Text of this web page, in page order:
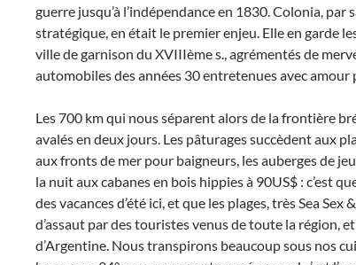
guerre jusqu’à l’indépendance en 1830. Colonia, par
stratégique, en était le premier enjeu. Elle en garde
ville de garnison du XVIIIème s., agrémentés de
automobiles des années 30 entretenues avec amour
Les 700 km qui nous séparent alors de la frontière
avalés en deux jours. Les pâturages succèdent aux
aux fronts de mer pour baigneurs, les auberges de
la nuit aux cabanes en bois hippies à 90US$ : c’est
des vacances d’été ici, et que les plages, très Sea Sex
d’assaut par des touristes venus de toute la région,
d’Argentine. Nous transpirons beaucoup sous nos